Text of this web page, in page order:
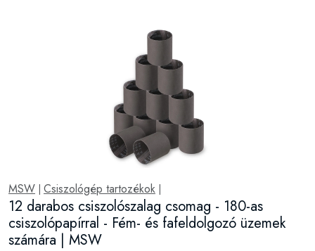
MSW Csiszológép tartozékok
12 darabos csiszolószalag csomag - 180-as
csiszolópapírral - Fém- és fafeldolgozó üzemek
számára | MSW